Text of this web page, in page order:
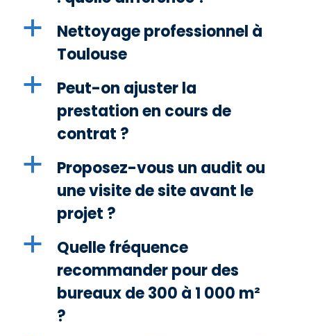
a
Nettoyage professionnel à
Toulouse
a
Peut-on ajuster la
prestation en cours de
contrat ?
a
Proposez-vous un audit ou
une visite de site avant le
projet ?
a
Quelle fréquence
recommander pour des
bureaux de 300 à 1 000 m²
?